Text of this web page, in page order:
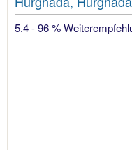
5.4 - 96 %